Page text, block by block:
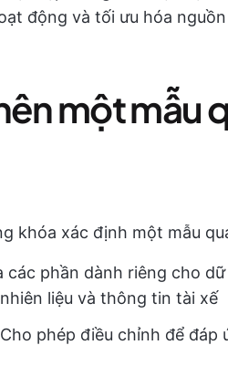
động và tối ưu hóa
một mẫu
khóa xác định một mẫu
các phần dành riêng cho
liệu và thông tin tài xế
phép điều chỉnh để đáp